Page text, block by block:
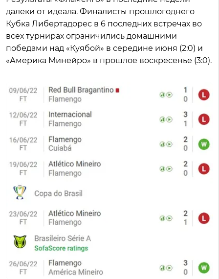
далеки от идеала. Финалисты прошлогоднего
Кубка Либертадорес в 6 последних встречах во
всех турнирах ограничились домашними
победами над «Куябой» в середине июня (2:0) и
«Америка Минейро» в прошлое воскресенье (3:0).